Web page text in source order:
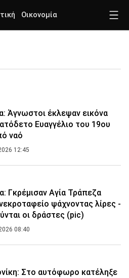
Οικονομία
Άγνωστοι έκλεψαν εικόνα
Ευαγγέλιο του 19ου
ναό
12:45
Γκρέμισαν Αγία Τράπεζα
ψάχνοντας λίρες -
οι δράστες (pic)
08:40
Στο αυτόφωρο κατέληξε